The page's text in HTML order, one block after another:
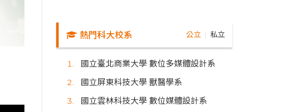
熱門科大校系 公立 私立
國立臺北商業大學 數位多媒體設計系
國立屏東科技大學 獸醫學系
國立雲林科技大學 數位媒體設計系